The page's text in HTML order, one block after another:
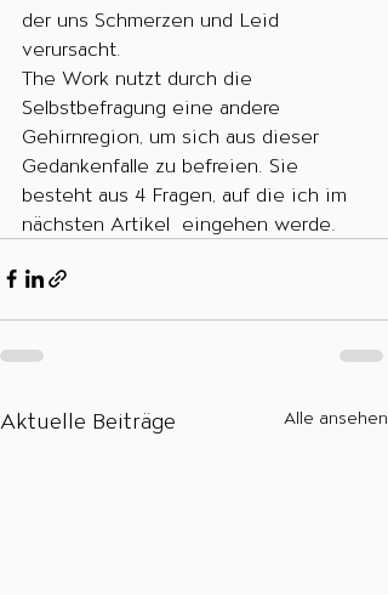
der uns Schmerzen und Leid
verursacht.
The Work nutzt durch die
Selbstbefragung eine andere
Gehirnregion, um sich aus dieser
Gedankenfalle zu befreien. Sie
besteht aus 4 Fragen, auf die ich im
nächsten Artikel  eingehen werde.
Aktuelle Beiträge Alle ansehen